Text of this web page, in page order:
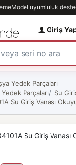
Model uyumluluk
Giriş
Yedek Parçaları
Parçaları
Su
Su Giriş Vanası